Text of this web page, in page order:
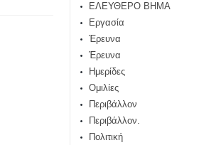
ΕΛΕΥΘΕΡΟ ΒΗΜΑ
Εργασία
Έρευνα
Έρευνα
Ημερίδες
Ομιλίες
Περιβάλλον
Περιβάλλον.
Πολιτική